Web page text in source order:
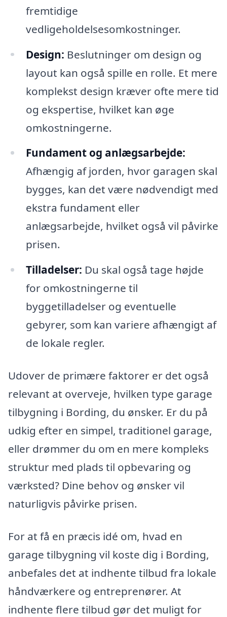
fremtidige
vedligeholdelsesomkostninger.
Design: Beslutninger om design og
layout kan også spille en rolle. Et mere
komplekst design kræver ofte mere tid
og ekspertise, hvilket kan øge
omkostningerne.
Fundament og anlægsarbejde:
Afhængig af jorden, hvor garagen skal
bygges, kan det være nødvendigt med
ekstra fundament eller
anlægsarbejde, hvilket også vil påvirke
prisen.
Tilladelser: Du skal også tage højde
for omkostningerne til
byggetilladelser og eventuelle
gebyrer, som kan variere afhængigt af
de lokale regler.
Udover de primære faktorer er det også
relevant at overveje, hvilken type garage
tilbygning i Bording, du ønsker. Er du på
udkig efter en simpel, traditionel garage,
eller drømmer du om en mere kompleks
struktur med plads til opbevaring og
værksted? Dine behov og ønsker vil
naturligvis påvirke prisen.
For at få en præcis idé om, hvad en
garage tilbygning vil koste dig i Bording,
anbefales det at indhente tilbud fra lokale
håndværkere og entreprenører. At
indhente flere tilbud gør det muligt for